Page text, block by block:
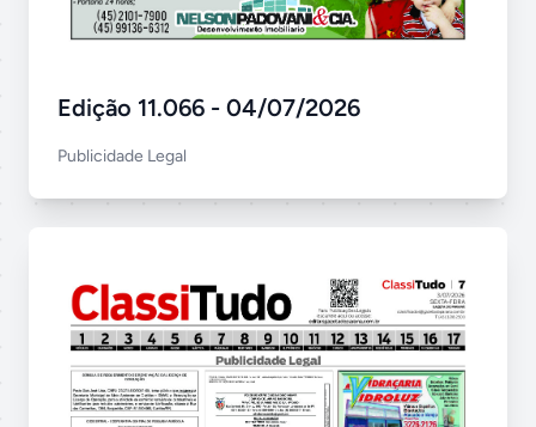
Edição 11.066 - 04/07/2026
Publicidade Legal